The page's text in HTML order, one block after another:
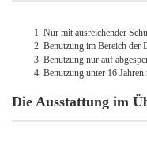
Nur mit ausreichender
Benutzung im Bereich der
Benutzung nur auf
Benutzung unter 16
Die Ausstattung im